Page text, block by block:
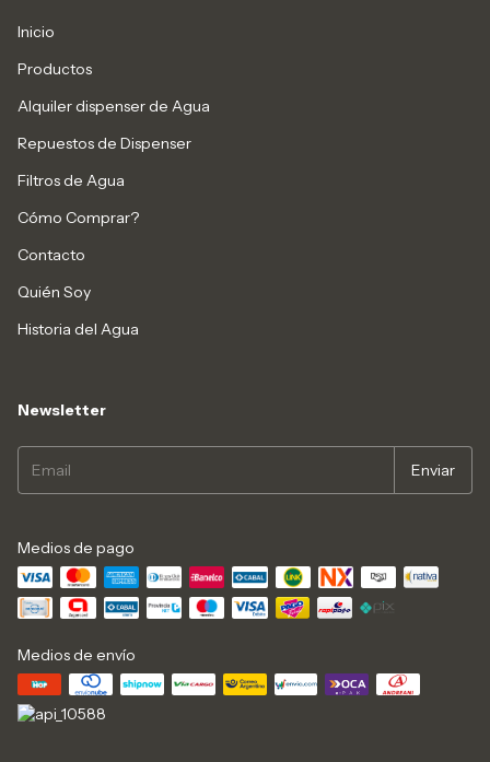
Inicio
Productos
Alquiler dispenser de Agua
Repuestos de Dispenser
Filtros de Agua
Cómo Comprar?
Contacto
Quién Soy
Historia del Agua
Newsletter
Medios de pago
Medios de envío